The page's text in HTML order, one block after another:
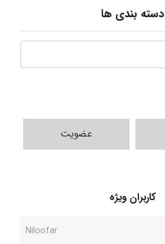
دسته بندی ها
عضویت
کاربران ویژه
HaddadiMahsa